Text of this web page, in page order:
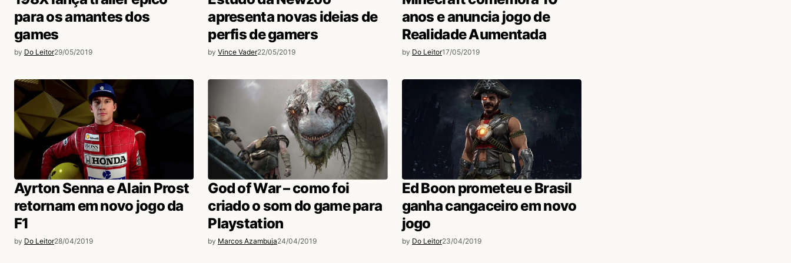
para os amantes dos
games
by Do Leitor29/05/2019
apresenta novas ideias de
perfis de gamers
by Vince Vader22/05/2019
anos e anuncia jogo de
Realidade Aumentada
by Do Leitor17/05/2019
Ayrton Senna e Alain Prost
retornam em novo jogo da
F1
by Do Leitor28/04/2019
God of War – como foi
criado o som do game para
Playstation
by Marcos Azambuja24/04/2019
Ed Boon prometeu e Brasil
ganha cangaceiro em novo
jogo
by Do Leitor23/04/2019